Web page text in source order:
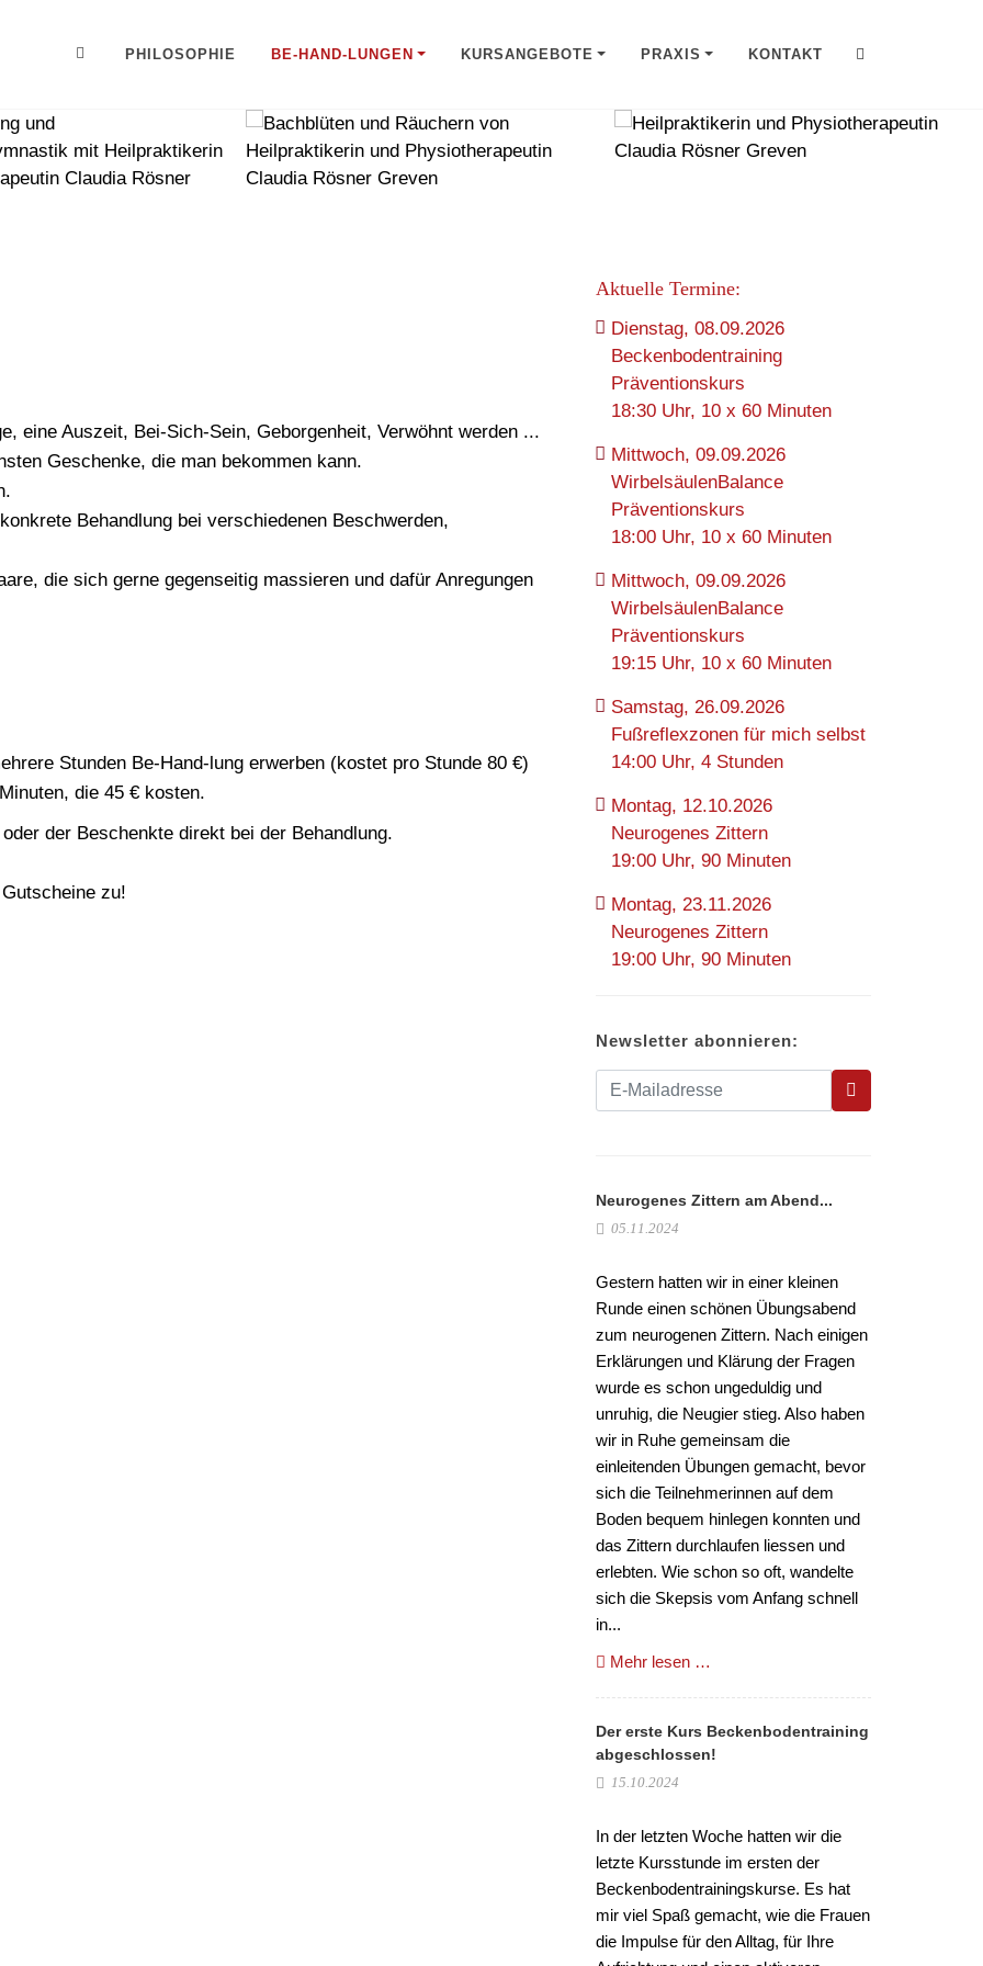
PHILOSOPHIE BE-HAND-LUNGEN KURSANGEBOTE PRAXIS KONTAKT
eine Auszeit, Bei-Sich-Sein, Geborgenheit, Verwöhnt werden ...
Geschenke, die man bekommen kann.
Behandlung bei verschiedenen Beschwerden,
die sich gerne gegenseitig massieren und dafür Anregungen
Stunden Be-Hand-lung erwerben (kostet pro Stunde 80 €)
die 45 € kosten.
der Beschenkte direkt bei der Behandlung.
zu!
Aktuelle Termine:
Dienstag, 08.09.2026
Beckenbodentraining
Präventionskurs
18:30 Uhr, 10 x 60 Minuten
Mittwoch, 09.09.2026
WirbelsäulenBalance
Präventionskurs
18:00 Uhr, 10 x 60 Minuten
Mittwoch, 09.09.2026
WirbelsäulenBalance
Präventionskurs
19:15 Uhr, 10 x 60 Minuten
Samstag, 26.09.2026
Fußreflexzonen für mich selbst
14:00 Uhr, 4 Stunden
Montag, 12.10.2026
Neurogenes Zittern
19:00 Uhr, 90 Minuten
Montag, 23.11.2026
Neurogenes Zittern
19:00 Uhr, 90 Minuten
Newsletter abonnieren:
Neurogenes Zittern am Abend...
05.11.2024
Gestern hatten wir in einer kleinen
Runde einen schönen Übungsabend
zum neurogenen Zittern. Nach einigen
Erklärungen und Klärung der Fragen
wurde es schon ungeduldig und
unruhig, die Neugier stieg. Also haben
wir in Ruhe gemeinsam die
einleitenden Übungen gemacht, bevor
sich die Teilnehmerinnen auf dem
Boden bequem hinlegen konnten und
das Zittern durchlaufen liessen und
erlebten. Wie schon so oft, wandelte
sich die Skepsis vom Anfang schnell
in...
Mehr lesen …
Der erste Kurs Beckenbodentraining
abgeschlossen!
15.10.2024
In der letzten Woche hatten wir die
letzte Kursstunde im ersten der
Beckenbodentrainingskurse. Es hat
mir viel Spaß gemacht, wie die Frauen
die Impulse für den Alltag, für Ihre